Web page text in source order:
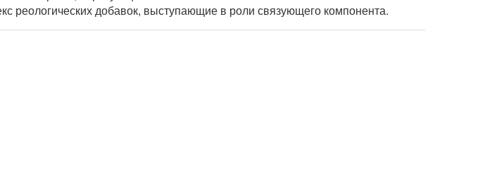
реологических добавок, выступающие в роли связующего компонента.